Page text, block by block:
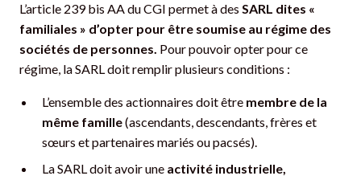
L’article 239 bis AA du CGI permet à des SARL dites «
familiales » d’opter pour être soumise au régime des
sociétés de personnes. Pour pouvoir opter pour ce
régime, la SARL doit remplir plusieurs conditions :
L’ensemble des actionnaires doit être membre de la
même famille(ascendants, descendants, frères et
sœurs et partenaires mariés ou pacsés).
La SARL doit avoir une activité industrielle,